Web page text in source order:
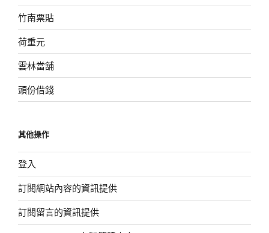
竹南票貼
荷重元
雲林當舖
頭份借錢
其他操作
登入
訂閱網站內容的資訊提供
訂閱留言的資訊提供